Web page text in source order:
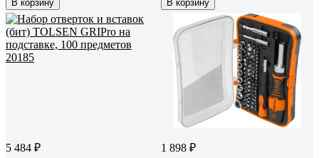
В корзину В корзину
5 484 ₽ 1 898 ₽